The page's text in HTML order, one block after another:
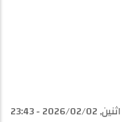
اثنين, 2026/02/02 - 23:43